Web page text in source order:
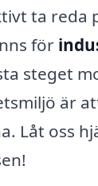
ta reda
för
steget
är
Låt oss